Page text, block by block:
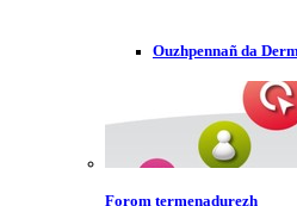
Ouzhpennañ da
Forom termenadurezh